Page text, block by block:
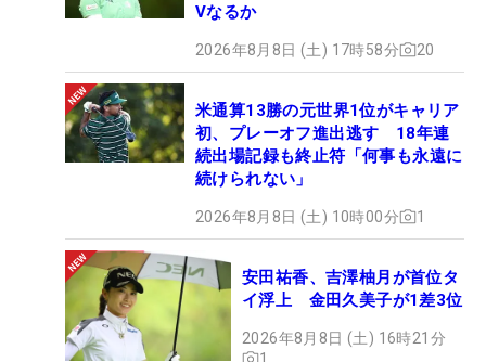
Vなるか
2026年8月8日 (土) 17時58分 20
米通算13勝の元世界1位がキャリア
初、プレーオフ進出逃す 18年連
続出場記録も終止符「何事も永遠に
続けられない」
2026年8月8日 (土) 10時00分 1
安田祐香、吉澤柚月が首位タ
イ浮上 金田久美子が1差3位
2026年8月8日 (土) 16時21分
1